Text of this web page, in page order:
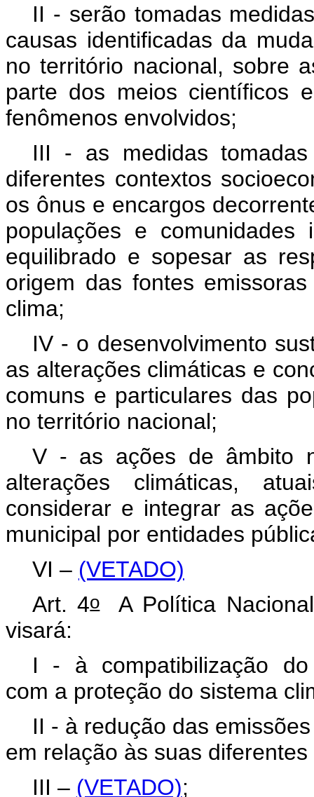
II - serão tomadas
causas identificadas da
no território nacional, sobre
parte dos meios científicos
fenômenos envolvidos;
III - as medidas
diferentes contextos
os ônus e encargos
populações e
equilibrado e sopesar as
origem das fontes
clima;
IV - o desenvolvimento
as alterações climáticas e
comuns e particulares das
no território nacional;
V - as ações de âmbito
alterações climáticas,
considerar e integrar as
municipal por entidades
VI – (VETADO)
Art. 4oA Política
visará:
I - à compatibilização do
com a proteção do sistema
II - à redução das
em relação às suas
III – (VETADO);